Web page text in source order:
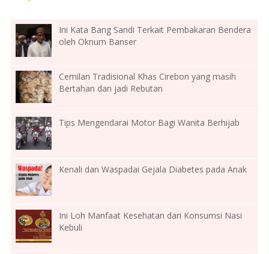
Ini Kata Bang Sandi Terkait Pembakaran Bendera
oleh Oknum Banser
Cemilan Tradisional Khas Cirebon yang masih
Bertahan dan jadi Rebutan
Tips Mengendarai Motor Bagi Wanita Berhijab
Kenali dan Waspadai Gejala Diabetes pada Anak
Ini Loh Manfaat Kesehatan dari Konsumsi Nasi
Kebuli